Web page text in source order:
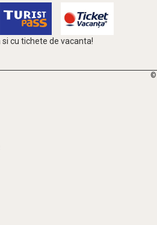
cu tichete de vacanta!
©